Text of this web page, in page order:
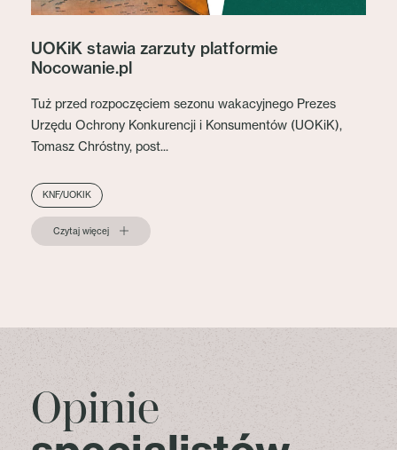
UOKiK stawia zarzuty platformie
Nocowanie.pl
Tuż przed rozpoczęciem sezonu wakacyjnego Prezes
Urzędu Ochrony Konkurencji i Konsumentów (UOKiK),
Tomasz Chróstny, post...
KNF/UOKIK
Czytaj więcej
Opinie